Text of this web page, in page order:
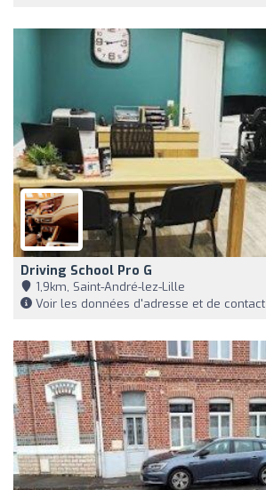
Driving School Pro G
1,9km, Saint-André-lez-Lille
Voir les données d'adresse et de contact